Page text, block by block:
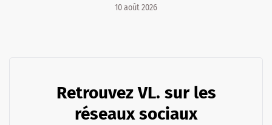
10 août 2026
Retrouvez VL. sur les
réseaux sociaux